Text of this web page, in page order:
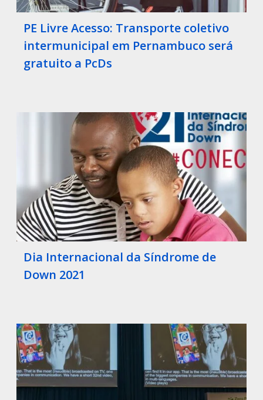
PE Livre Acesso: Transporte coletivo
intermunicipal em Pernambuco será
gratuito a PcDs
Dia Internacional da Síndrome de
Down 2021